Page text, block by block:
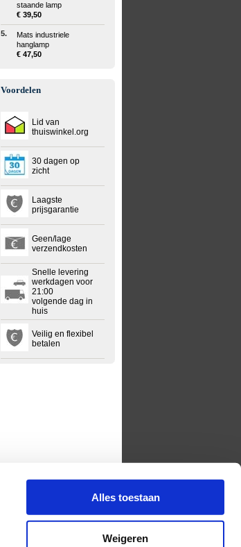
Alles toestaan
Weigeren
staande lamp
€ 39,50
5.
Mats industriele
hanglamp
€ 47,50
Voordelen
Lid van
thuiswinkel.org
30 dagen op
zicht
Laagste
prijsgarantie
Geen/lage
verzendkosten
Snelle levering
werkdagen voor
21:00
volgende dag in
huis
Veilig en flexibel
betalen